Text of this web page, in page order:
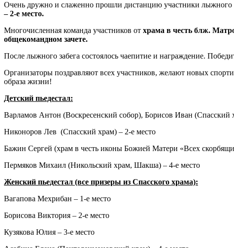
Очень дружно и слаженно прошли дистанцию участники лыжного
– 2-е место.
Многочисленная команда участников от храма в честь блж.
общекомандном зачете.
После лыжного забега состоялось чаепитие и награждение.
Организаторы поздравляют всех участников, желают новых
образа жизни!
Детский пьедестал:
Варламов Антон (Воскресенский собор), Борисов Иван (Спасский
Никоноров Лев (Спасский храм) – 2-е место
Бажин Сергей (храм в честь иконы Божией Матери «Всех
Пермяков Михаил (Никольский храм, Шакша) – 4-е место
Женский пьедестал (все призеры из Спасского храма):
Вагапова Мехрибан – 1-е место
Борисова Виктория – 2-е место
Кузякова Юлия – 3-е место